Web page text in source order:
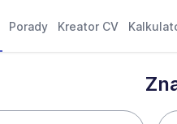
Porady Kreator CV